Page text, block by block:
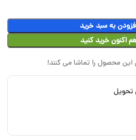
به سبد خرید
اکنون خرید کنید
این محصول را تماشا می کنند!
تحویل